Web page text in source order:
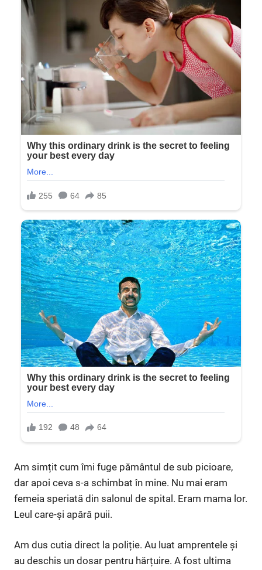
Am simțit cum îmi fuge pământul de sub picioare,
dar apoi ceva s-a schimbat în mine. Nu mai eram
femeia speriată din salonul de spital. Eram mama lor.
Leul care-și apără puii.
Am dus cutia direct la poliție. Au luat amprentele și
au deschis un dosar pentru hărțuire. A fost ultima